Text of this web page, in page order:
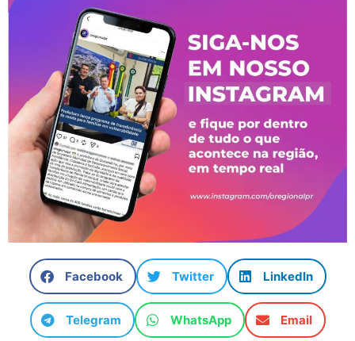
Facebook Twitter LinkedIn
Telegram WhatsApp Email